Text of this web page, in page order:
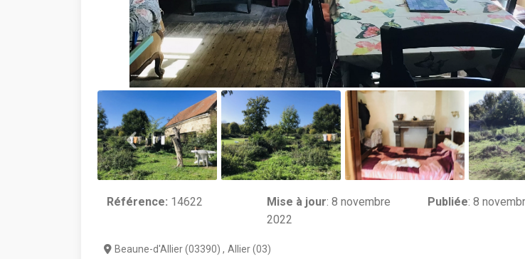
Référence: 14622 Mise à jour:8 novembre
2022
Publiée: 8
Beaune-d'Allier (03390) , Allier (03)